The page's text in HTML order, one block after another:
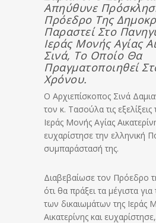
Απηύθυνε
Πρόεδρο Της
Παραστεί Στο
Ιεράς Μονής Αγίας
Σινά, Το Οποίο Θα
Πραγματοποιηθεί
Χρόνου.
Ο Αρχιεπίσκοπος Σινά
τον κ. Τασούλα τις
Ιεράς Μονής Αγίας
ευχαρίστησε την ελληνική
συμπαράστασή της.
Διαβεβαίωσε τον Πρόεδρο
ότι θα πράξει τα μέγιστα
των δικαιωμάτων της Ιεράς
Αικατερίνης και